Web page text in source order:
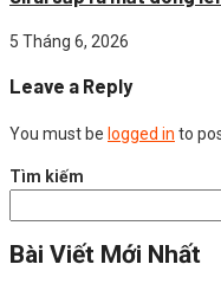
5 Tháng 6, 2026
Leave a Reply
You must be logged in to
Tìm kiếm
Bài Viết Mới Nhất